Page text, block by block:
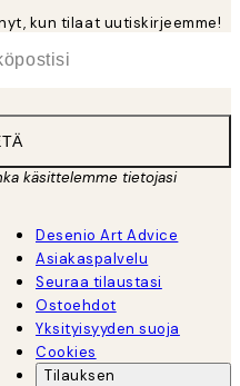
kun tilaat uutiskirjeemme!
käsittelemme tietojasi
Desenio Art Advice
Asiakaspalvelu
Seuraa tilaustasi
Ostoehdot
Yksityisyyden suoja
Cookies
Tilauksen